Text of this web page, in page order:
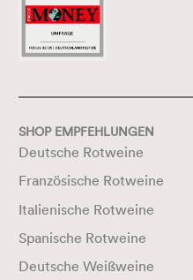
SHOP EMPFEHLUNGEN
Deutsche Rotweine
Französische Rotweine
Italienische Rotweine
Spanische Rotweine
Deutsche Weißweine